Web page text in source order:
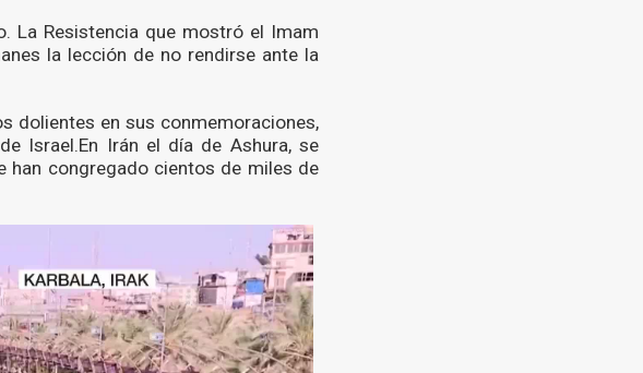
La Resistencia que mostró el Imam
la lección de no rendirse ante la
dolientes en sus conmemoraciones,
Israel.En Irán el día de Ashura, se
han congregado cientos de miles de